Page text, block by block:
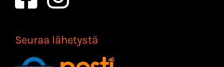
Seuraa lähetystä